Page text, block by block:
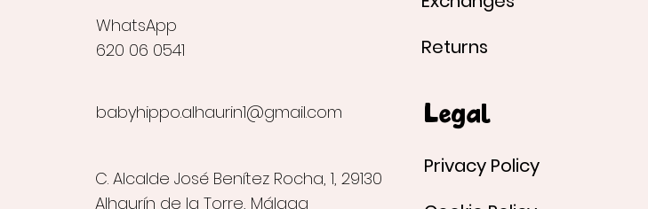
WhatsApp
620 06 0541
babyhippo.alhaurin1@gmail.com
C. Alcalde José Benítez Rocha, 1, 29130
Alhaurín de la Torre, Málaga
Returns
Legal
Privacy Policy